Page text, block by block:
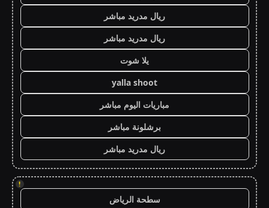
ريال مدريد مباشر
ريال مدريد مباشر
يلا شوت
yalla shoot
مباريات اليوم مباشر
برشلونة مباشر
ريال مدريد مباشر
!
سطحة الرياض